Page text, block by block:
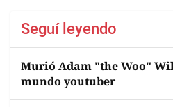
Seguí leyendo
Murió Adam "the Woo"
mundo youtuber